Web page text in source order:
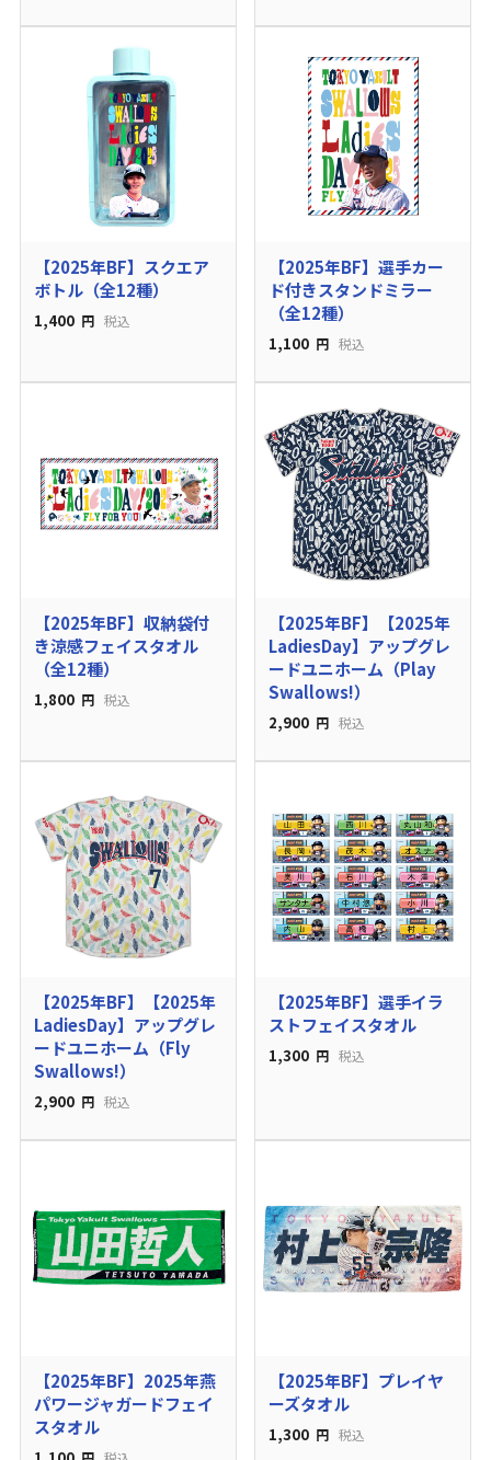
【2025年BF】スクエア
ボトル（全12種）
1,400 円 税込
【2025年BF】選手カー
ド付きスタンドミラー
（全12種）
1,100 円 税込
【2025年BF】収納袋付
き涼感フェイスタオル
（全12種）
1,800 円 税込
【2025年BF】【2025年
LadiesDay】アップグレ
ードユニホーム（Play
Swallows!）
2,900 円 税込
【2025年BF】【2025年
LadiesDay】アップグレ
ードユニホーム（Fly
Swallows!）
2,900 円 税込
【2025年BF】選手イラ
ストフェイスタオル
1,300 円 税込
【2025年BF】2025年燕
パワージャガードフェイ
スタオル
【2025年BF】プレイヤ
ーズタオル
1,300 円 税込